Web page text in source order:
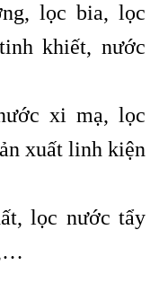
lọc bia, lọc
khiết, nước
xi mạ, lọc
xuất linh kiện
lọc nước tẩy